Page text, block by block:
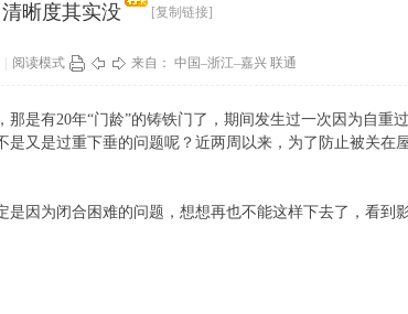
晰度其实没 [复制链接]
阅读模式 来自： 中国–浙江–嘉兴 联通
是有20年“门龄”的铸铁门了，期间发生过一次因为自重
又是过重下垂的问题呢？近两周以来，为了防止被关在
因为闭合困难的问题，想想再也不能这样下去了，看到